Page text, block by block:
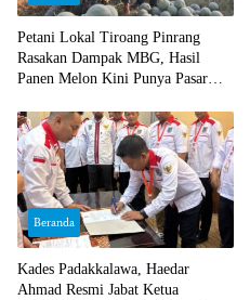
Petani Lokal Tiroang Pinrang
Rasakan Dampak MBG, Hasil
Panen Melon Kini Punya Pasar
Beranda
Kades Padakkalawa, Haedar
Ahmad Resmi Jabat Ketua